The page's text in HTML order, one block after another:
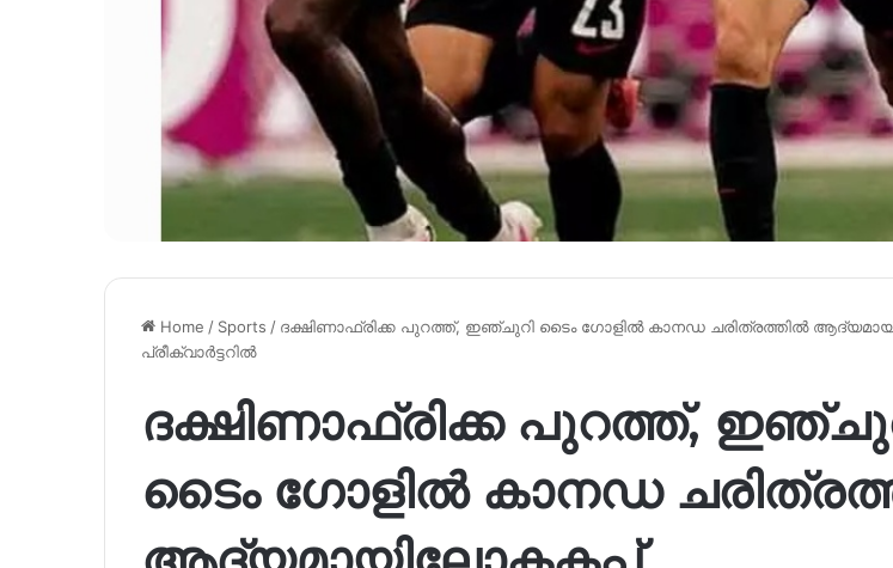
Home / Sports / ദക്ഷിണാഫ്രിക്ക പുറത്ത്, ഇഞ്ചുറി ടൈം ഗോളിൽ കാനഡ ചരിത്രത്തിൽ
പ്രീക്വാർട്ടറിൽ
ദക്ഷിണാഫ്രിക്ക പുറത്ത്,
ടൈം ഗോളിൽ കാനഡ